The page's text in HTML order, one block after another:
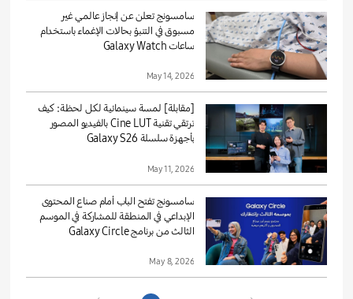
سامسونج تعلن عن إنجاز عالمي غير
مسبوق في التنبؤ بحالات الإغماء باستخدام
ساعات Galaxy Watch
May 14, 2026
[مقابلة] لمسة سينمائية لكل لحظة: كيف
ترتقي تقنية Cine LUT بالفيديو المصور
بأجهزة سلسلة Galaxy S26
May 11, 2026
سامسونج تفتح الباب أمام صناع المحتوى
الإبداعي في المنطقة للمشاركة في الموسم
الثالث من برنامج Galaxy Circle
May 8, 2026